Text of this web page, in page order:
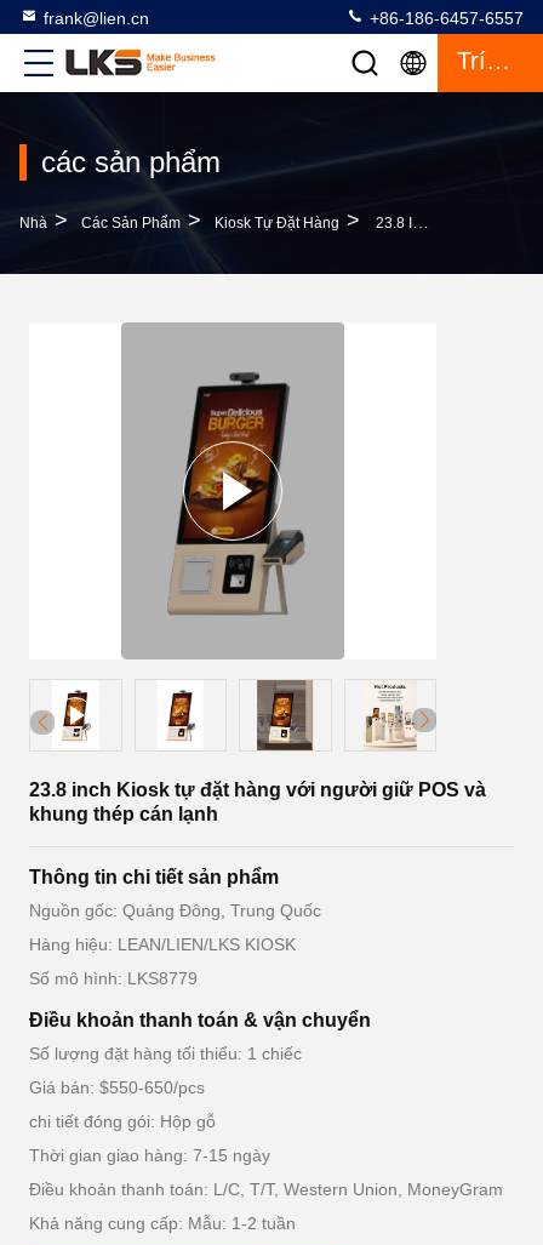
frank@lien.cn +86-186-6457-6557
Trích Dẫn
các sản phẩm
Nhà > Các Sản Phẩm > Kiosk Tự Đặt Hàng > 23.8 Inch Kiosk Tự Đặt Hàng Với Người Giữ POS Và Khung Thép Cán Lạnh
23.8 inch Kiosk tự đặt hàng với người giữ POS và
khung thép cán lạnh
Thông tin chi tiết sản phẩm
Nguồn gốc: Quảng Đông, Trung Quốc
Hàng hiệu: LEAN/LIEN/LKS KIOSK
Số mô hình: LKS8779
Điều khoản thanh toán & vận chuyển
Số lượng đặt hàng tối thiểu: 1 chiếc
Giá bán: $550-650/pcs
chi tiết đóng gói: Hộp gỗ
Thời gian giao hàng: 7-15 ngày
Điều khoản thanh toán: L/C, T/T, Western Union, MoneyGram
Khả năng cung cấp: Mẫu: 1-2 tuần